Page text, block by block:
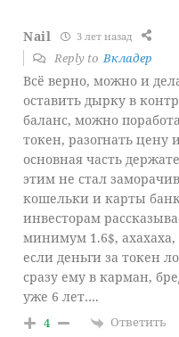
Nail 3 лет назад
Reply toВкладер
Всё верно, можно и
оставить дырку в
баланс, можно
токен, разогнать цену
основная часть
этим не стал
кошельки и карты
инвесторам
минимум 1.6$, ахахаха,
если деньги за токен
сразу ему в карман,
уже 6 лет….
4 Ответить